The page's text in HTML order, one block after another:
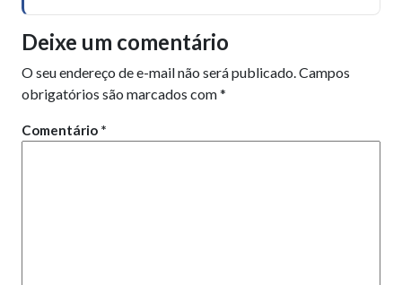
Deixe um comentário
O seu endereço de e-mail não será publicado.Campos
obrigatórios são marcados com*
Comentário *